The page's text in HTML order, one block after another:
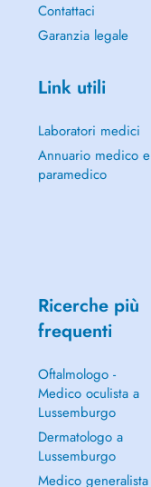
Contattaci
Garanzia legale
Link utili
Laboratori medici
Annuario medico e
paramedico
Ricerche più
frequenti
Oftalmologo -
Medico oculista a
Lussemburgo
Dermatologo a
Lussemburgo
Medico generalista